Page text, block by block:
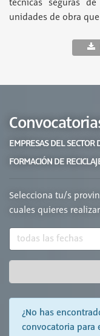
técnicas seguras
unidades de obra
EMPRESAS DEL SECTOR
FORMACIÓN DE
Selecciona tu/s
cuales quieres
¿No has
convocatoria para